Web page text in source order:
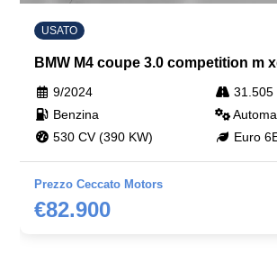
USATO
BMW M4 coupe 3.0 competition m
9/2024
31.505
Benzina
530 CV (390 KW)
Euro
Prezzo Ceccato Motors
€82.900